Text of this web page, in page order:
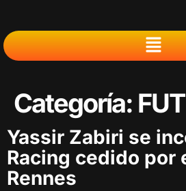
Categoría:
Yassir Zabiri se
Racing cedido por
Rennes